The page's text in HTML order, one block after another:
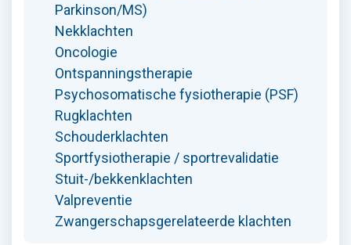
Parkinson/MS)
Nekklachten
Oncologie
Ontspanningstherapie
Psychosomatische fysiotherapie (PSF)
Rugklachten
Schouderklachten
Sportfysiotherapie / sportrevalidatie
Stuit-/bekkenklachten
Valpreventie
Zwangerschapsgerelateerde klachten